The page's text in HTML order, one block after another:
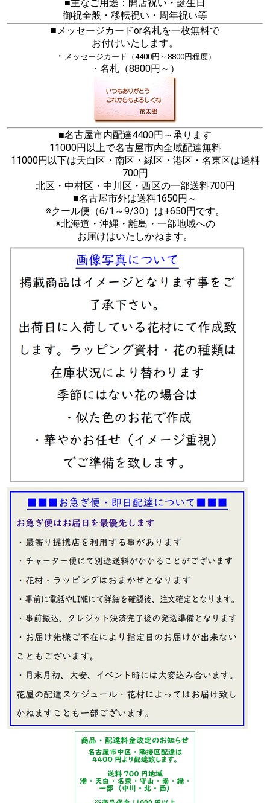
■主なご用途：開店祝い・誕生日
御祝全般・移転祝い・周年祝い等
■メッセージカードor名札を一枚無料で
お付けいたします。
・ メッセージカード（4400円～8800円程度）
・名札（8800円～）
■名古屋市内配達4400円～承ります
11000円以上で名古屋市内全域配達無料
11000円以下は天白区・南区・緑区・港区・名東区は送料
700円
北区・中村区・中川区・西区の一部送料700円
■名古屋市外は送料1650円～
※クール便（6/1～9/30）は+650円です。
※北海道・沖縄・離島・一部地域への
お届けはいたしかねます。